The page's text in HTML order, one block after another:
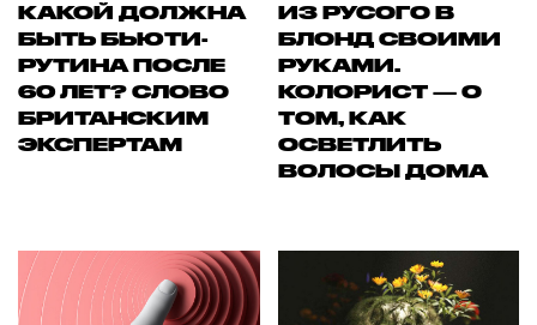
КАКОЙ ДОЛЖНА
БЫТЬ БЬЮТИ-
РУТИНА ПОСЛЕ
60 ЛЕТ? СЛОВО
БРИТАНСКИМ
ЭКСПЕРТАМ
ИЗ РУСОГО В
БЛОНД СВОИМИ
РУКАМИ.
КОЛОРИСТ — О
ТОМ, КАК
ОСВЕТЛИТЬ
ВОЛОСЫ ДОМА